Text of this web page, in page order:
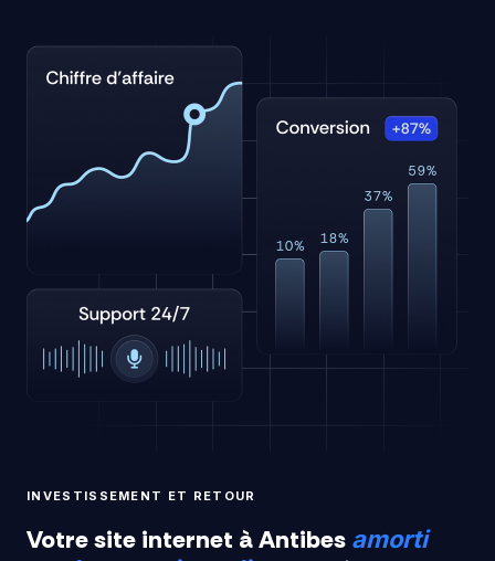
INVESTISSEMENT ET RETOUR
Votre site internet à Antibes amorti